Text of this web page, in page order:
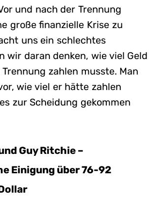
und nach der Trennung
große finanzielle Krise zu
uns ein schlechtes
wir daran denken, wie viel Geld
zahlen musste. Man
wie viel er hätte zahlen
zur Scheidung gekommen
Guy Ritchie –
Einigung über 76-92